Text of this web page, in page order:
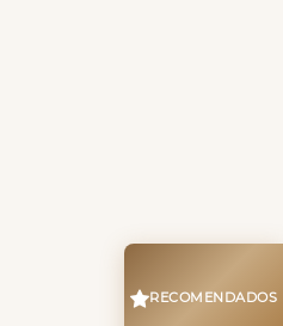
RECOMENDADOS